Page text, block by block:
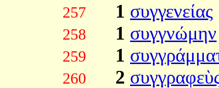
257 1 συγγενείας
258 1 συγγνώμην
259 1
260 2